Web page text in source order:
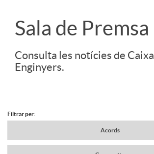
S
d
Sala de Premsa
Consulta les notícies de Caixa
Enginyers.
N
Filtrar per:
Acords